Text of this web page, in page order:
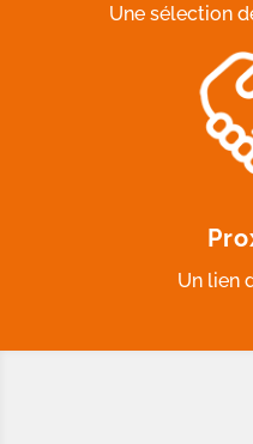
Une sélection
Un lien